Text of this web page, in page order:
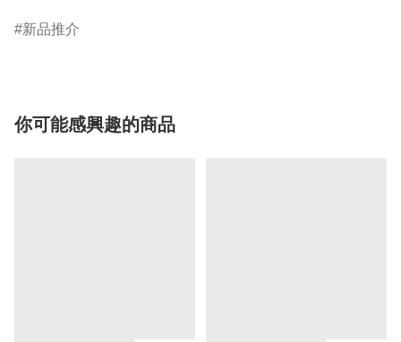
新品推介
你可能感興趣的商品